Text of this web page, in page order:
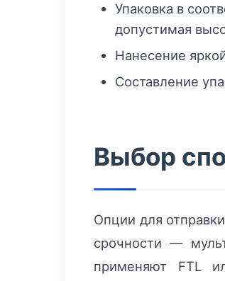
Упаковка в
допустимая
Нанесение
Составление
Выбор
Опции для
срочности —
применяют FTL